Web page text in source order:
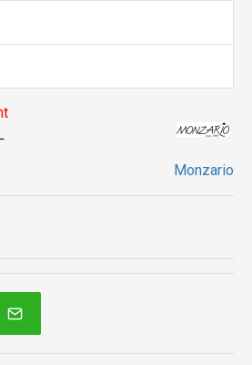
Monzario